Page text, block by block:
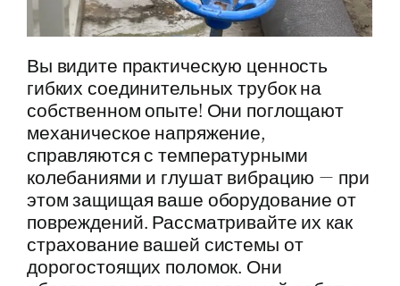
Вы видите практическую ценность
гибких соединительных трубок на
собственном опыте! Они поглощают
механическое напряжение,
справляются с температурными
колебаниями и глушат вибрацию — при
этом защищая ваше оборудование от
повреждений. Рассматривайте их как
страхование вашей системы от
дорогостоящих поломок. Они